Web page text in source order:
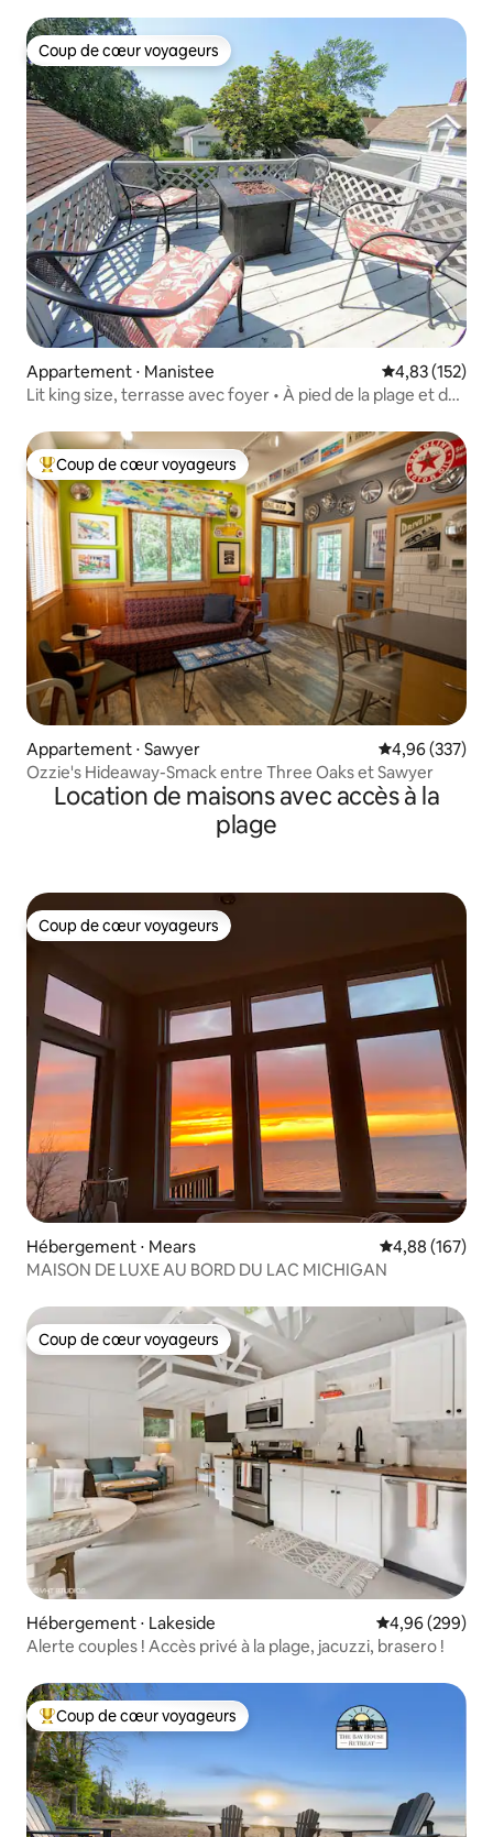
Coup de cœur voyageurs
Coup de cœur voyageurs
Appartement ⋅ Manistee Évaluation
4,83 (152)
Lit king size, terrasse avec foyer • À pied de la plage et du
Coups de cœur voyageurs les plus appréciés
Coup de cœur voyageurs
Appartement ⋅ Sawyer Évaluation
4,96 (337)
Ozzie's Hideaway-Smack entre Three Oaks et Sawyer
Location de maisons avec accès à la
plage
Coup de cœur voyageurs
Coup de cœur voyageurs
Hébergement ⋅ Mears Évaluation
4,88 (167)
MAISON DE LUXE AU BORD DU LAC MICHIGAN
Coup de cœur voyageurs
Coup de cœur voyageurs
Hébergement ⋅ Lakeside Évaluation
4,96 (299)
Alerte couples ! Accès privé à la plage, jacuzzi, brasero !
Coups de cœur voyageurs les plus appréciés
Coup de cœur voyageurs